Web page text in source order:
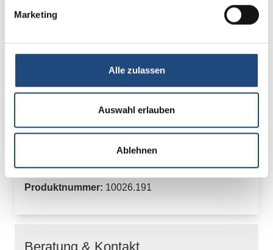
Marketing
Alle zulassen
Auswahl erlauben
Ablehnen
Preise exkl. MwSt. zzgl. Versandkosten
Ausgabeauswählen
02/2019
03/2019 04/2019
Produkt Anzahl: Gib den gewünschten
In den Warenkorb
Produktnummer: 10026.191
Beratung & Kontakt